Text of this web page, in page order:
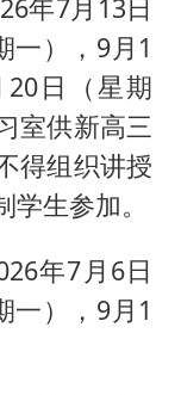
年7月13日
一），9月1
日（星期
室供新高三
得组织讲授
生参加。
年7月6日
一），9月1